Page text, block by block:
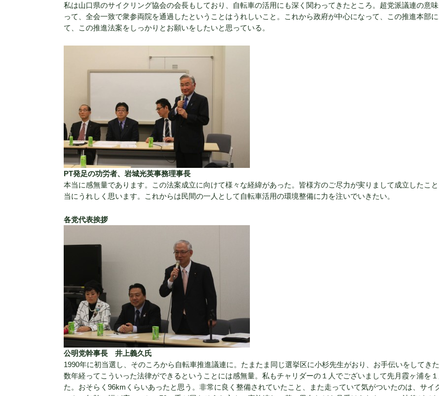
私は山口県のサイクリング協会の会長もしており、自転車の活用にも深く関わってきたところ。超党派議連の意
って、全会一致で衆参両院を通過したということはうれしいこと。これから政府が中心になって、この推進本部
て、この推進法案をしっかりとお願いをしたいと思っている。
PT発足の功労者、岩城光英事務理事長
本当に感無量であります。この法案成立に向けて様々な経緯があった。皆様方のご尽力が実りまして成立したこ
当にうれしく思います。これからは民間の一人として自転車活用の環境整備に力を注いでいきたい。
各党代表挨拶
公明党幹事長 井上義久氏
1990年に初当選し、そのころから自転車推進議連に。たまたま同じ選挙区に小杉先生がおり、お手伝いをしてき
数年経ってこういった法律ができるということには感無量。私もチャリダーの１人でございまして先月霞ヶ浦を
た。おそらく96kmくらいあったと思う。非常に良く整備されていたこと、また走っていて気がついたのは、サイ